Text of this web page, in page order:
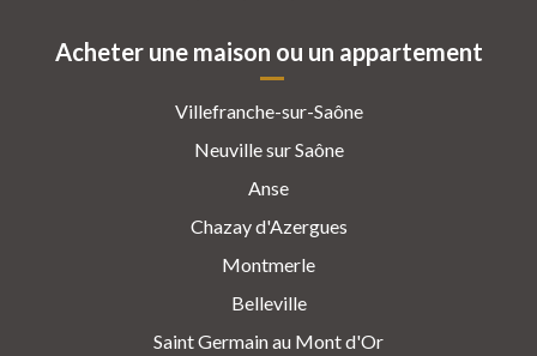
Acheter une maison ou un appartement
Villefranche-sur-Saône
Neuville sur Saône
Anse
Chazay d'Azergues
Montmerle
Belleville
Saint Germain au Mont d'Or